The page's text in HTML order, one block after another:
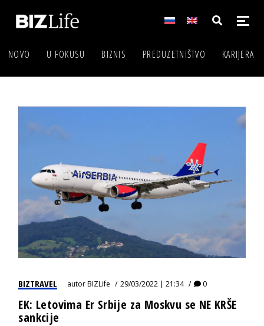
NOVO U FOKUSU BIZNIS PREDUZETNIŠTVO KARIJERA
BIZTRAVEL autorBIZLife 29/03/2022 | 21:34 0
EK: Letovima Er Srbije za Moskvu se NE KRŠE
sankcije